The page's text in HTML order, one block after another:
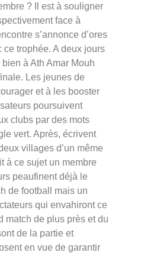
? Il est à souligner
face à
s’annonce d’ores
trophée. A deux jours
à Ath Amar Mouh
Les jeunes de
et à les booster
poursuivent
clubs par des mots
vert. Après, écrivent
villages d’un même
à ce sujet un membre
peaufinent déjà le
de football mais un
qui envahiront ce
match de plus près et du
de la partie et
en vue de garantir